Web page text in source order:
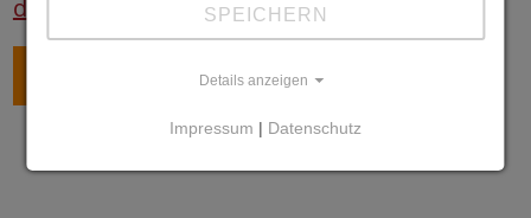
des FANports
SPEICHERN
Details anzeigen
Impressum | Datenschutz